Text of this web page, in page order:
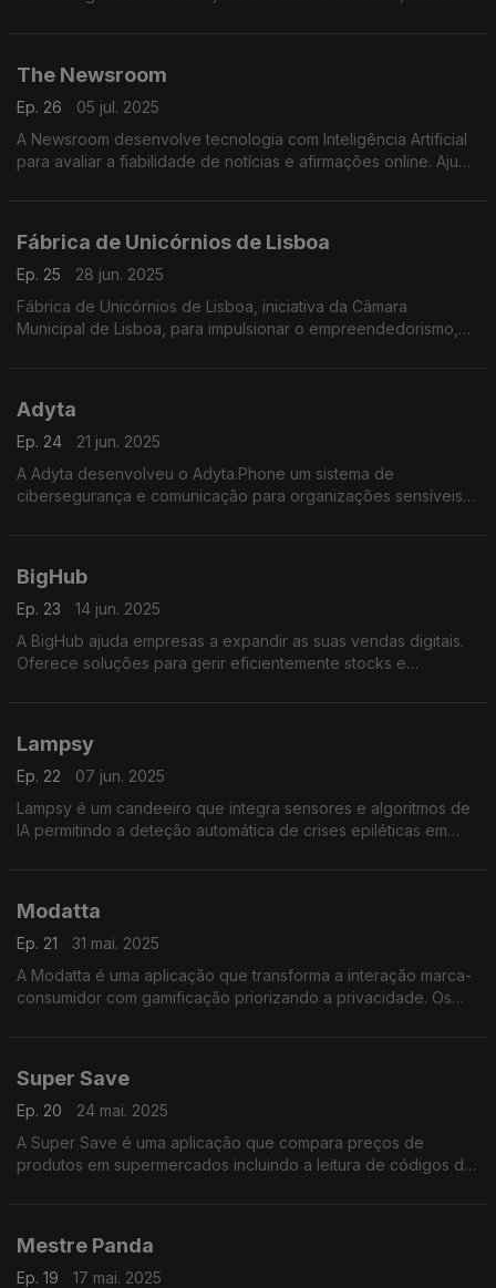
The Newsroom
Ep. 26
05 jul. 2025
A Newsroom desenvolve tecnologia com Inteligência Artificial
para avaliar a fiabilidade de notícias e afirmações online. Ajuda
Fábrica de Unicórnios de Lisboa
Ep. 25
28 jun. 2025
Fábrica de Unicórnios de Lisboa, iniciativa da Câmara
Municipal de Lisboa, para impulsionar o empreendedorismo,
Adyta
Ep. 24
21 jun. 2025
A Adyta desenvolveu o Adyta.Phone um sistema de
cibersegurança e comunicação para organizações sensíveis
BigHub
Ep. 23
14 jun. 2025
A BigHub ajuda empresas a expandir as suas vendas digitais.
Oferece soluções para gerir eficientemente stocks e
Lampsy
Ep. 22
07 jun. 2025
Lampsy é um candeeiro que integra sensores e algoritmos de
IA permitindo a deteção automática de crises epiléticas em
Modatta
Ep. 21
31 mai. 2025
A Modatta é uma aplicação que transforma a interação marca-
consumidor com gamificação priorizando a privacidade. Os
Super Save
Ep. 20
24 mai. 2025
A Super Save é uma aplicação que compara preços de
produtos em supermercados incluindo a leitura de códigos de
Mestre Panda
Ep. 19
17 mai. 2025